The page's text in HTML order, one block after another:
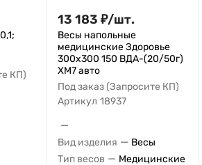
КП)
13 183 ₽/шт.
Весы напольные
медицинские Здоровье
300x300 150 ВДА-(20/50г)
XM7 авто
Под заказ (Запросите КП)
Артикул 18937
—
Вид изделия — Весы
Тип весов — Медицинские